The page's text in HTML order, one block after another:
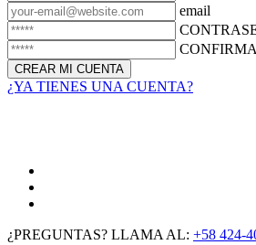
email
¿YA TIENES UNA CUENTA?
¿PREGUNTAS? LLAMA AL: +58 424-